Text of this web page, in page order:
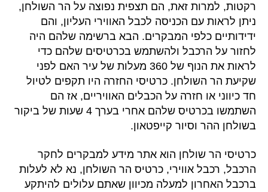
רקטות, למרות זאת, הם תצפית נפוצה על הר השולחן,
ניתן לראות עם הכניסה לכבל האווירי העליון, והם
ידידותיים כלפי המבקרים. הבא ברשימה שלהם היה
לחזור על הרכבל ולהשתמש בכרטיסים שלהם כדי
לראות את הנוף של 360 מעלות של עיר האם לפני
שקיעת הר השולחן. כרטיסי החזרה היו תקפים לטיול
חד כיווני או חזרה על הכבלים האוויריים, אז הם
השתמשו בכרטיס שלהם אחרי בערך 4 שעות של ביקור
בשולחן ההר וסיור קייפטאון.
כרטיסי הר שולחן הוא אתר מידע למבקרים לחקר
הרכבל, רכבל אווירי, כרטיס הר השולחן, נא לא לעלות
ברכבל האחרון למעלה מכיוון שאתם עלולים להיתקע